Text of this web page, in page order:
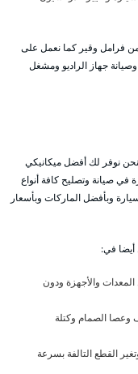
من فرامل وقير كما نعمل على
جهاز الراديو ومشغل
نوفر لك أفضل ميكانيكي
في صيانة وتصليح كافة أنواع
وبأفضل الماركات وبأسعار
أيضا في:
والأجهزة ودون
وعصا الصمام وكتلة
القطع التالفة بسرعة